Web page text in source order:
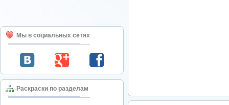
Мы в социальных сетях
Раскраски по разделам